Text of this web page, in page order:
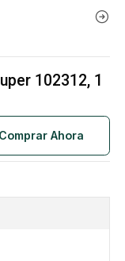
102312, 1
Comprar Ahora